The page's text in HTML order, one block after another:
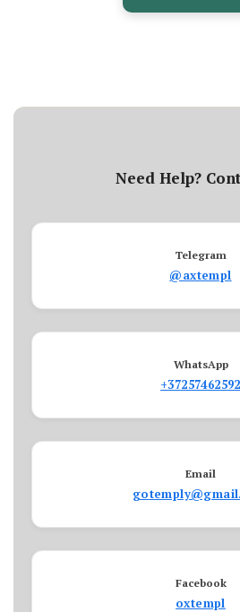
Need Help?
Telegram
@axtempl
WhatsApp
+37257462592
Email
Facebook
oxtempl